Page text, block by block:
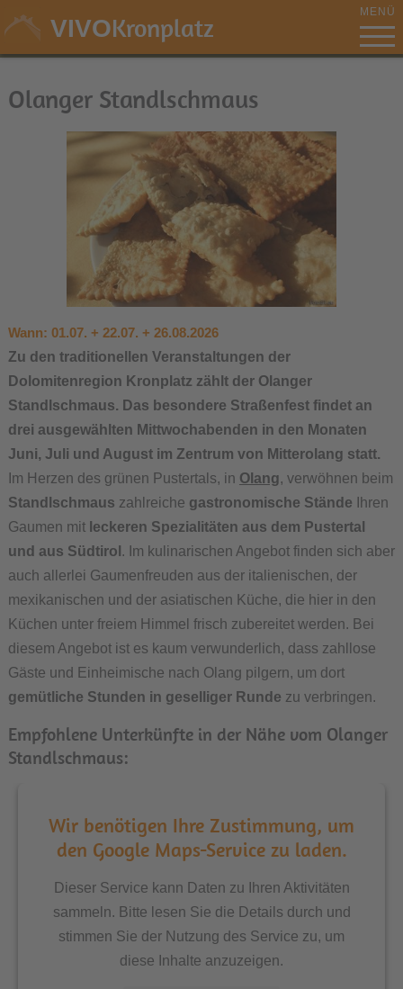
VIVOKronplatz MENÜ
Olanger Standlschmaus
Wann: 01.07. + 22.07. + 26.08.2026
Zu den traditionellen Veranstaltungen der
Dolomitenregion Kronplatz zählt der Olanger
Standlschmaus. Das besondere Straßenfest findet an
drei ausgewählten Mittwochabenden in den Monaten
Juni, Juli und August im Zentrum von Mitterolang statt.
Im Herzen des grünen Pustertals, in Olang, verwöhnen beim
Standlschmaus zahlreiche gastronomische Stände Ihren
Gaumen mit leckeren Spezialitäten aus dem Pustertal
und aus Südtirol . Im kulinarischen Angebot finden sich aber
auch allerlei Gaumenfreuden aus der italienischen, der
mexikanischen und der asiatischen Küche, die hier in den
Küchen unter freiem Himmel frisch zubereitet werden. Bei
diesem Angebot ist es kaum verwunderlich, dass zahllose
Gäste und Einheimische nach Olang pilgern, um dort
gemütliche Stunden in geselliger Runde zu verbringen.
Empfohlene Unterkünfte in der Nähe vom Olanger
Standlschmaus:
Wir benötigen Ihre Zustimmung, um
den Google Maps-Service zu laden.
Dieser Service kann Daten zu Ihren Aktivitäten
sammeln. Bitte lesen Sie die Details durch und
stimmen Sie der Nutzung des Service zu, um
diese Inhalte anzuzeigen.